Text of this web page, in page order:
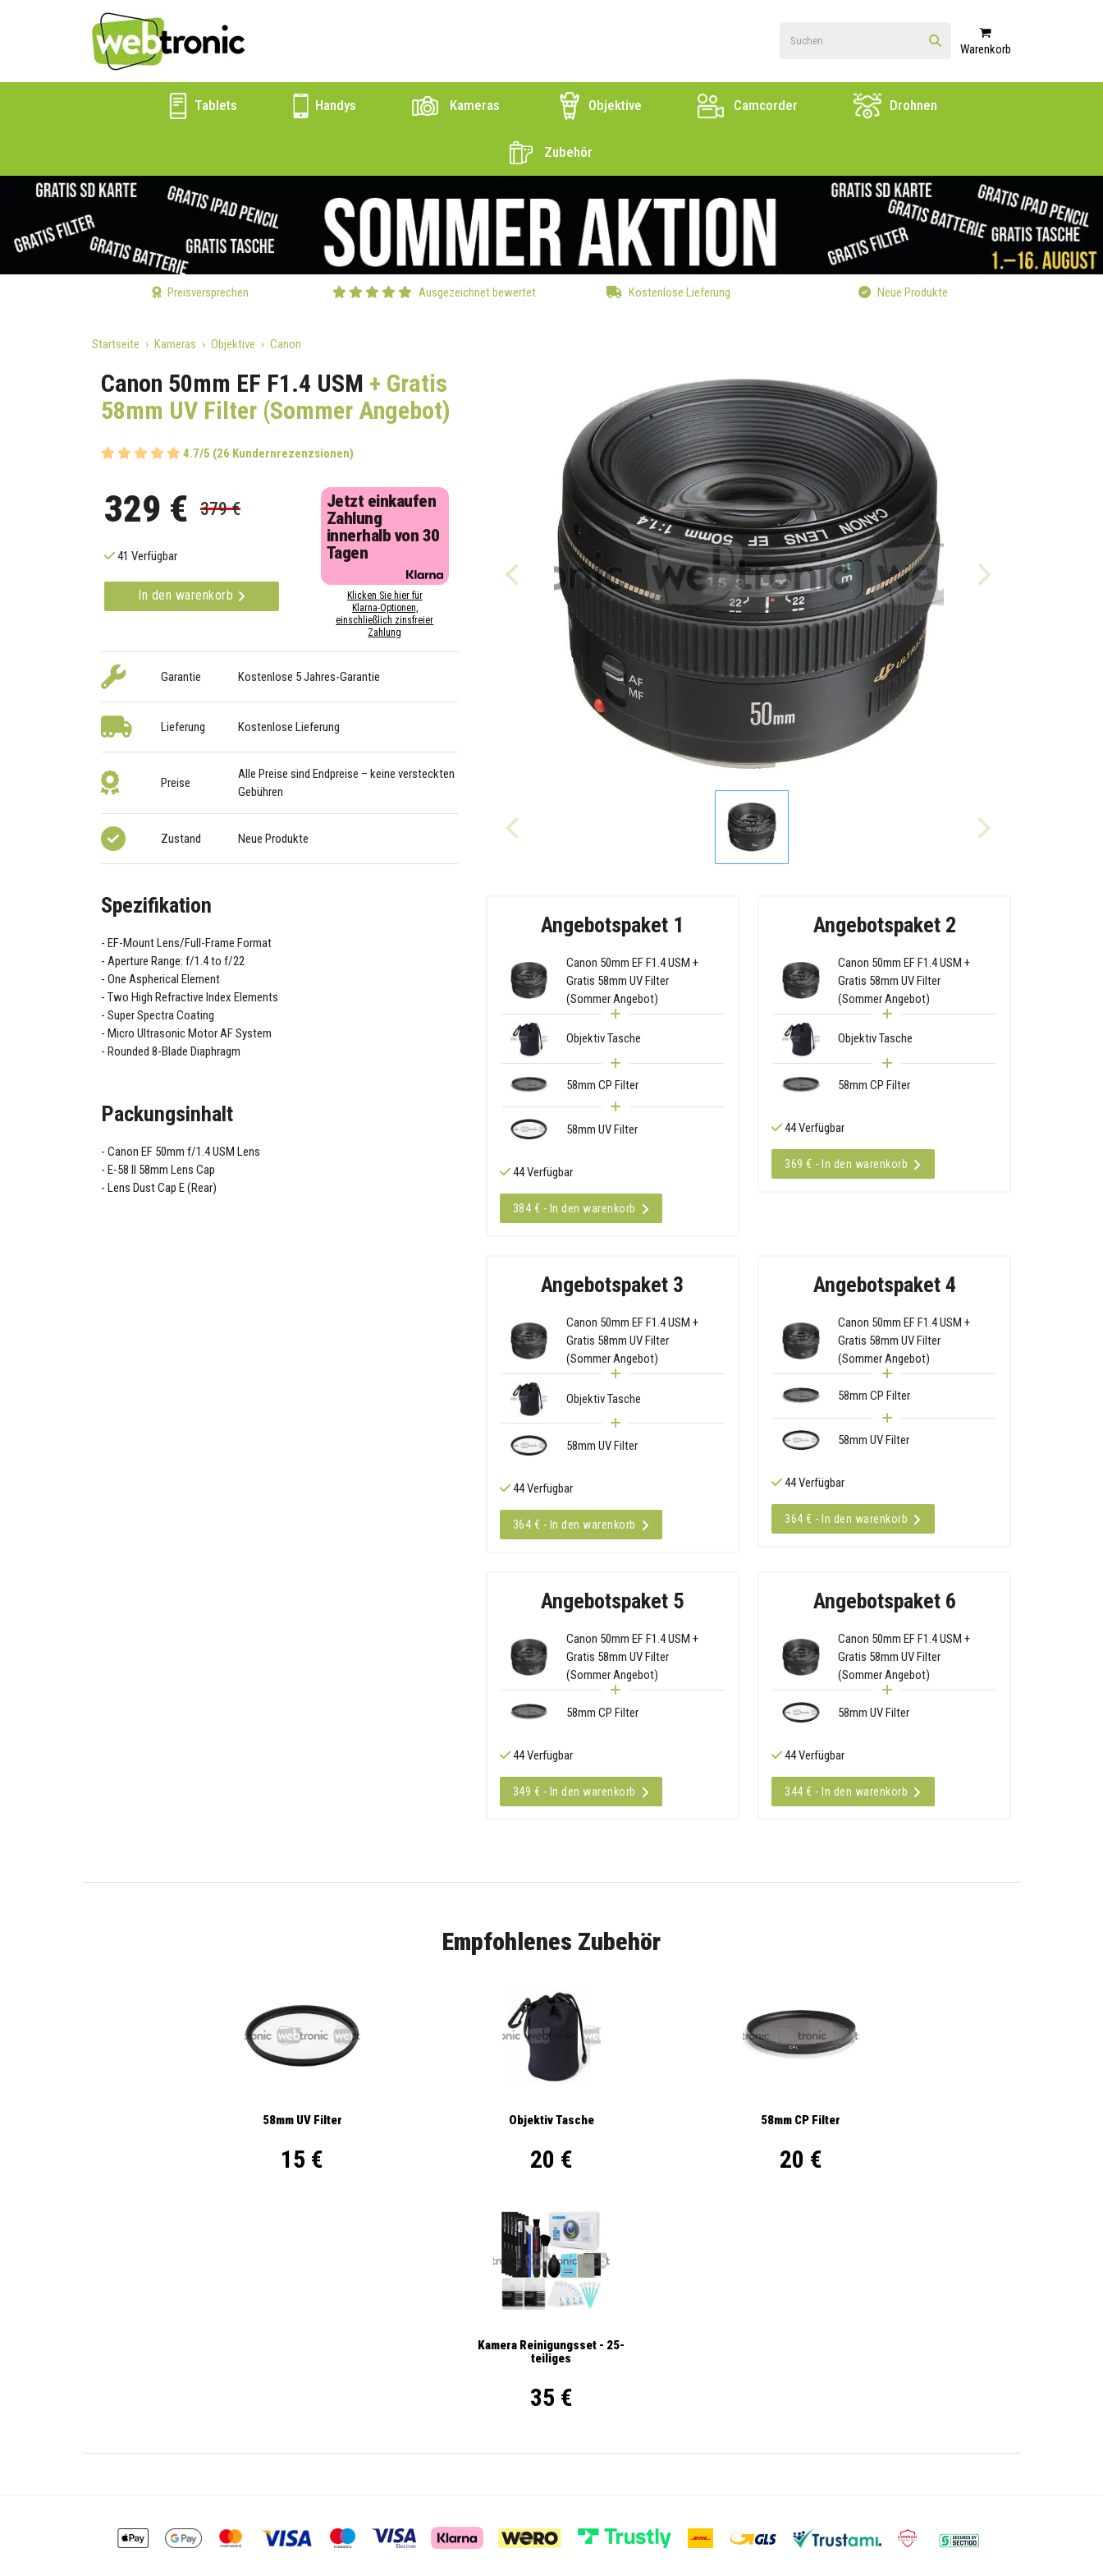
Warenkorb
Tablets Handys Kameras Objektive Camcorder Drohnen
Zubehör
Preisversprechen Ausgezeichnet bewertet Kostenlose Lieferung Neue Produkte
Startseite Kameras Objektive Canon
Canon 50mm EF F1.4 USM + Gratis
58mm UV Filter (Sommer Angebot)
4.7/5 (26 Kundernrezenzsionen)
329 € 379 €
41 Verfügbar
In den warenkorb
Jetzt einkaufen
Zahlung
innerhalb von 30
Tagen
Klicken Sie hier für
Klarna-Optionen,
einschließlich zinsfreier
Zahlung
Garantie Kostenlose 5 Jahres-Garantie
Lieferung Kostenlose Lieferung
Preise
Alle Preise sind Endpreise – keine versteckten
Gebühren
Zustand Neue Produkte
Angebotspaket 1
Canon 50mm EF F1.4 USM +
Gratis 58mm UV Filter
(Sommer Angebot)
Objektiv Tasche
58mm CP Filter
58mm UV Filter
44 Verfügbar
384 € - In den warenkorb
Angebotspaket 2
Canon 50mm EF F1.4 USM +
Gratis 58mm UV Filter
(Sommer Angebot)
Objektiv Tasche
58mm CP Filter
44 Verfügbar
369 € - In den warenkorb
Angebotspaket 3
Canon 50mm EF F1.4 USM +
Gratis 58mm UV Filter
(Sommer Angebot)
Objektiv Tasche
58mm UV Filter
44 Verfügbar
364 € - In den warenkorb
Angebotspaket 4
Canon 50mm EF F1.4 USM +
Gratis 58mm UV Filter
(Sommer Angebot)
58mm CP Filter
58mm UV Filter
44 Verfügbar
364 € - In den warenkorb
Angebotspaket 5
Canon 50mm EF F1.4 USM +
Gratis 58mm UV Filter
(Sommer Angebot)
58mm CP Filter
44 Verfügbar
349 € - In den warenkorb
Angebotspaket 6
Canon 50mm EF F1.4 USM +
Gratis 58mm UV Filter
(Sommer Angebot)
58mm UV Filter
44 Verfügbar
344 € - In den warenkorb
Spezifikation
EF-Mount Lens/Full-Frame Format
Aperture Range: f/1.4 to f/22
One Aspherical Element
Two High Refractive Index Elements
Super Spectra Coating
Micro Ultrasonic Motor AF System
Rounded 8-Blade Diaphragm
Packungsinhalt
Canon EF 50mm f/1.4 USM Lens
E-58 II 58mm Lens Cap
Lens Dust Cap E (Rear)
Empfohlenes Zubehör
58mm UV Filter
15 €
Objektiv Tasche
20 €
58mm CP Filter
20 €
Kamera Reinigungsset - 25-
teiliges
35 €